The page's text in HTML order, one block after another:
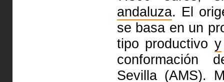
andaluza. El
se basa en un
tipo productivo y
conformación
Sevilla (AMS).